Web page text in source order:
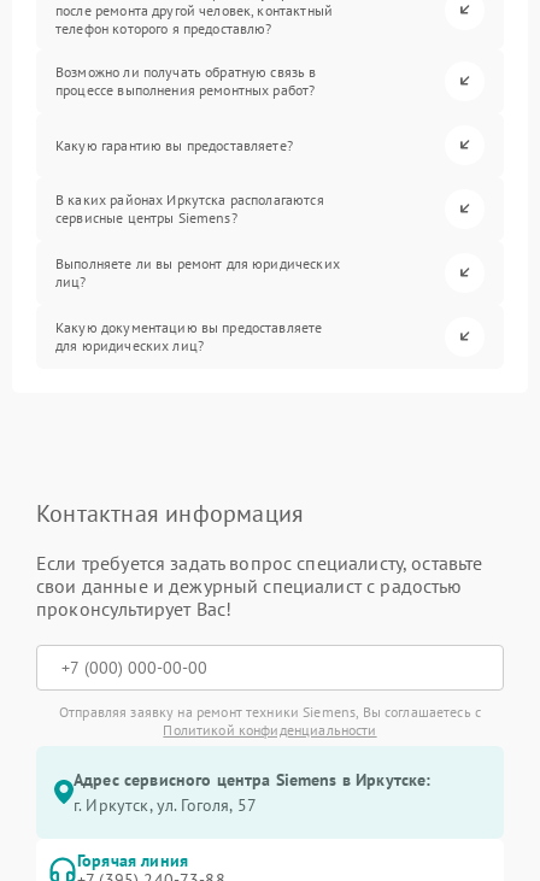
после ремонта другой человек, контактный
телефон которого я предоставлю?
Возможно ли получать обратную связь в
процессе выполнения ремонтных работ?
Какую гарантию вы предоставляете?
В каких районах Иркутска располагаются
сервисные центры Siemens?
Выполняете ли вы ремонт для юридических
лиц?
Какую документацию вы предоставляете
для юридических лиц?
Контактная информация
Если требуется задать вопрос специалисту, оставьте
свои данные и дежурный специалист с радостью
проконсультирует Вас!
Отправляя заявку на ремонт техники Siemens, Вы соглашаетесь с
Политикой конфиденциальности
Адрес сервисного центра Siemens в Иркутске:
г. Иркутск, ул. ​Гоголя, 57
Горячая линия